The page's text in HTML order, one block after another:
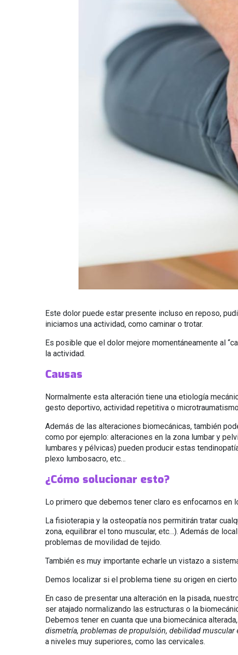
Este dolor puede estar presente incluso en reposo,
iniciamos una actividad, como caminar o trotar.
Es posible que el dolor mejore momentáneamente al
la actividad.
Causas
Normalmente esta alteración tiene una etiología
gesto deportivo, actividad repetitiva o
Además de las alteraciones biomecánicas, también
como por ejemplo: alteraciones en la zona lumbar y
lumbares y pélvicas) pueden producir estas
plexo lumbosacro, etc…
¿Cómo solucionar esto?
Lo primero que debemos tener claro es enfocarnos en
La fisioterapia y la osteopatía nos permitirán tratar
zona, equilibrar el tono muscular, etc…). Además de
problemas de movilidad de tejido.
También es muy importante echarle un vistazo a
Demos localizar si el problema tiene su origen en
En caso de presentar una alteración en la pisada,
ser atajado normalizando las estructuras o la
Debemos tener en cuanta que una biomecánica
dismetría, problemas de propulsión, debilidad muscular
a niveles muy superiores, como las cervicales.